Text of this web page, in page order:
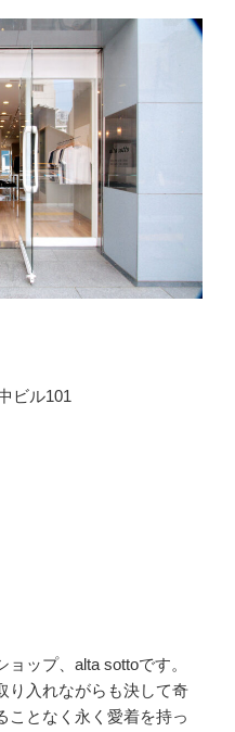
ビル101
ップ、alta sottoです。
り入れながらも決して奇
ことなく永く愛着を持っ